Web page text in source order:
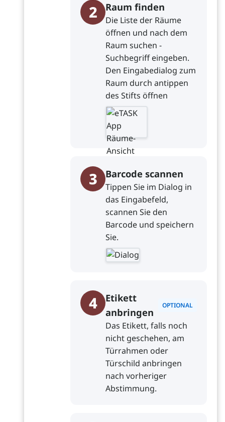
2 Raum finden
Die Liste der Räume
öffnen und nach dem
Raum suchen -
Suchbegriff eingeben.
Den Eingabedialog zum
Raum durch antippen
des Stifts öffnen
3 Barcode scannen
Tippen Sie im Dialog in
das Eingabefeld,
scannen Sie den
Barcode und speichern
Sie.
4
Etikett
anbringen
OPTIONAL
Das Etikett, falls noch
nicht geschehen, am
Türrahmen oder
Türschild anbringen
nach vorheriger
Abstimmung.